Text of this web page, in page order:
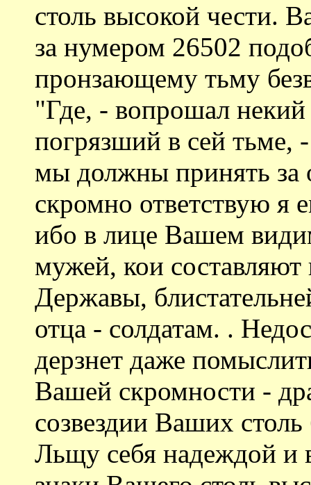
столь высокой чести.
за нумером 26502
пронзающему тьму
"Где, - вопрошал
погрязший в сей тьме,
мы должны принять за
скромно ответствую я
ибо в лице Вашем
мужей, кои составляют
Державы,
отца - солдатам. .
дерзнет даже
Вашей скромности -
созвездии Ваших
Льщу себя надеждой и